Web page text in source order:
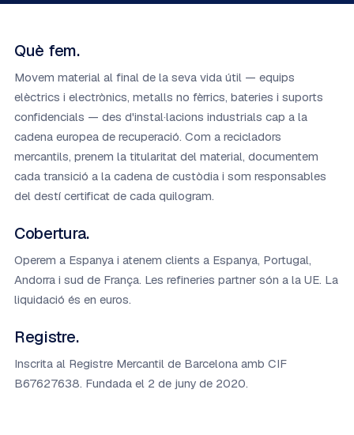
Què fem.
Movem material al final de la seva vida útil — equips
elèctrics i electrònics, metalls no fèrrics, bateries i suports
confidencials — des d'instal·lacions industrials cap a la
cadena europea de recuperació. Com a recicladors
mercantils, prenem la titularitat del material, documentem
cada transició a la cadena de custòdia i som responsables
del destí certificat de cada quilogram.
Cobertura.
Operem a Espanya i atenem clients a Espanya, Portugal,
Andorra i sud de França. Les refineries partner són a la UE. La
liquidació és en euros.
Registre.
Inscrita al Registre Mercantil de Barcelona amb CIF
B67627638. Fundada el 2 de juny de 2020.